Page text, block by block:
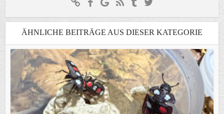
ÄHNLICHE BEITRÄGE AUS DIESER KATEGORIE